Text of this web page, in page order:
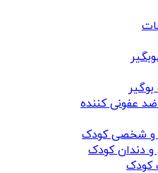
عفونی کننده
و شخصی کودک
دندان کودک
کودک